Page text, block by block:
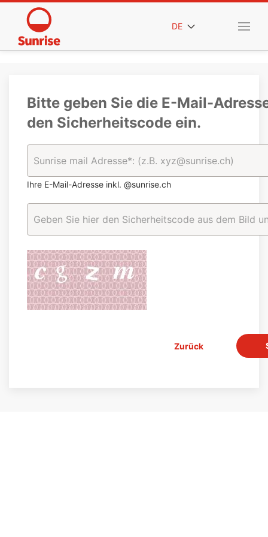
DE
Bitte geben Sie die E-Mail-
den Sicherheitscode ein.
Ihre E-Mail-Adresse inkl. @sunrise.ch
Zurück